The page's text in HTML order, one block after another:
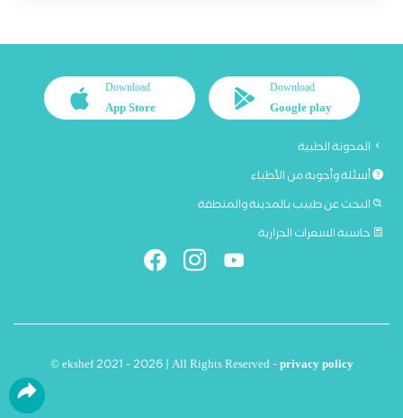
Download
Google play
Download
App Store
المدونة الطبية
أسئلة وأجوبة من الأطباء
البحث عن طبيب بالمدينة والمنطقة
حاسبة السعرات الحرارية
© ekshef 2021 - 2026 | All Rights Reserved -privacy policy